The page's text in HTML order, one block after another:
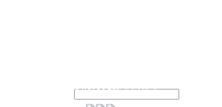
Γίνε μέλος του ΚΕΠΚΑ